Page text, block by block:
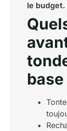
le budget.
base